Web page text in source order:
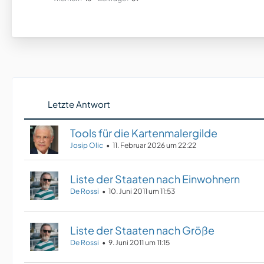
Letzte Antwort
Tools für die Kartenmalergilde
Josip Olic 11. Februar 2026 um 22:22
Liste der Staaten nach Einwohnern
De Rossi 10. Juni 2011 um 11:53
Liste der Staaten nach Größe
De Rossi 9. Juni 2011 um 11:15